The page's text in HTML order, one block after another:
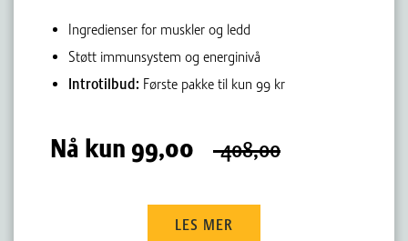
Ingredienser for muskler og ledd
Støtt immunsystem og energinivå
Introtilbud: Første pakke til kun 99 kr
Nå kun 99,00 408,00
LES MER